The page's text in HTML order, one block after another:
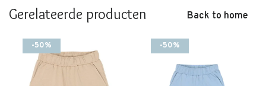
dagelijkse outfit.
seizoen na seizoen van pas komt.
Twijfel je ergens over? Neem gerust contact met ons op. We
adviseren je graag.
Gerelateerde producten Back to home
-50% -50%